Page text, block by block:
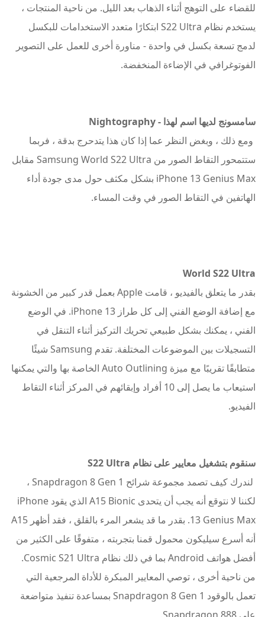
للقضاء على التوهج أثناء الذهاب بعد الليل. من ناحية المنتجات ،
يستخدم نظام S22 Ultra ابتكارًا متعدد الاستخدامات للبكسل
لدمج تسعة بكسل في واحدة - مناورة أخرى للعمل على التصوير
الفوتوغرافي في الإضاءة المنخفضة.
سامسونج لديها اسم لهذا - Nightography
ومع ذلك ، وبغض النظر عما إذا كان هذا يتدحرج بدقة ، فربما
ستتمحور التقاط الصور من Samsung World S22 Ultra مقابل
iPhone 13 Genius Max بشكل مكثف حول مدى جودة أداء
الهاتفين في التقاط الصور في وقت المساء.
World S22 Ultra
بقدر ما يتعلق بالفيديو ، قامت Apple بعمل قدر كبير من الخشونة
مع إضافة الوضع الفني إلى كل طراز iPhone 13. في الوضع
الفني ، يمكنك بشكل طبيعي تحريك التركيز أثناء التنقل في
التسجيلات بين الموضوعات المختلفة. تقدم Samsung شيئًا
متطابقًا تقريبًا مع ميزة Auto Outlining الخاصة بها والتي يمكنها
استيعاب ما يصل إلى 10 أفراد وإبقائهم في المركز أثناء التقاط
الفيديو.
سنقوم بتشغيل معايير على نظام S22 Ultra
لندرك كيف تصمد مجموعة شرائح Snapdragon 8 Gen 1 ،
لكننا لا نتوقع أنه يجب أن يتحدى A15 Bionic الذي يقود iPhone
13 Genius Max. بقدر ما قد يشعر المرء بالقلق ، فقد أظهر A15
أنه أسرع سيليكون محمول قمنا بتجربته ، متفوقًا على الكثير من
أفضل هواتف Android بما في ذلك نظام Cosmic S21 Ultra.
من ناحية أخرى ، توصي المعايير المبكرة للأداة المرجعية التي
تعمل بالوقود Snapdragon 8 Gen 1 بمساعدة تنفيذ متواضعة